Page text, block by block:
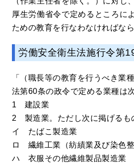
厚生労働省令で定めるところに
ための教育を行なわなければなら
労働安全衛生法施行令第
「（職長等の教育を行うべき業種
法第60条の政令で定める業種は
1 建設業
2 製造業。ただし次に掲げるも
イ たばこ製造業
ロ 繊維工業（紡績業及び染色整
ハ 衣服その他繊維製品製造業